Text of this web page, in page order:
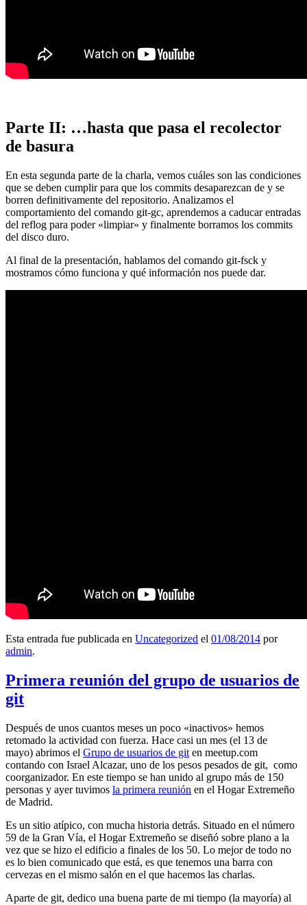
Parte II: …hasta que pasa el recolector
de basura
En esta segunda parte de la charla, vemos cuáles son las condiciones
que se deben cumplir para que los commits desaparezcan de y se
borren definitivamente del repositorio. Analizamos el
comportamiento del comando git-gc, aprendemos a caducar entradas
del reflog para poder «limpiar» y finalmente borramos los commits
del disco duro.
Al final de la presentación, hablamos del comando git-fsck y
mostramos cómo funciona y qué información nos puede dar.
Esta entrada fue publicada en Uncategorized el 01/08/2014 por
admin.
Primera reunión del grupo de usuarios de
git
Después de unos cuantos meses un poco «inactivos» hemos
retomado la actividad con fuerza. Hace casi un mes (el 13 de
mayo) abrimos el Grupo de usuarios de git en meetup.com
contando con Israel Alcazar, uno de los pesos pesados de git, como
coorganizador. En este tiempo se han unido al grupo más de 150
personas y ayer tuvimos la primera reunión en el Hogar Extremeño
de Madrid.
Es un sitio atípico, con mucha historia detrás. Situado en el número
59 de la Gran Vía, el Hogar Extremeño se diseñó sobre plano a la
vez que se hizo el edificio a finales de los 50. Lo mejor de todo no
es lo bien comunicado que está, es que tenemos una barra con
cervezas en el mismo salón en el que hacemos las charlas.
Aparte de git, dedico una buena parte de mi tiempo (la mayoría) al